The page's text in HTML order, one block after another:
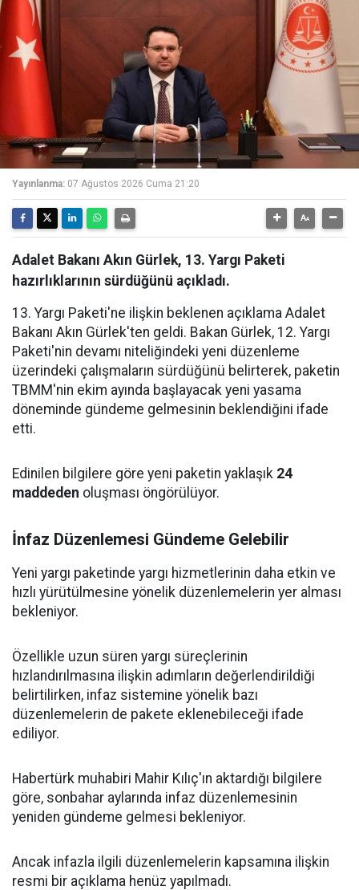
Yayınlanma: 07 Ağustos 2026 Cuma 21:20
Adalet Bakanı Akın Gürlek, 13. Yargı Paketi
hazırlıklarının sürdüğünü açıkladı.
13. Yargı Paketi'ne ilişkin beklenen açıklama Adalet
Bakanı Akın Gürlek'ten geldi. Bakan Gürlek, 12. Yargı
Paketi'nin devamı niteliğindeki yeni düzenleme
üzerindeki çalışmaların sürdüğünü belirterek, paketin
TBMM'nin ekim ayında başlayacak yeni yasama
döneminde gündeme gelmesinin beklendiğini ifade
etti.
Edinilen bilgilere göre yeni paketin yaklaşık 24
maddeden oluşması öngörülüyor.
İnfaz Düzenlemesi Gündeme Gelebilir
Yeni yargı paketinde yargı hizmetlerinin daha etkin ve
hızlı yürütülmesine yönelik düzenlemelerin yer alması
bekleniyor.
Özellikle uzun süren yargı süreçlerinin
hızlandırılmasına ilişkin adımların değerlendirildiği
belirtilirken, infaz sistemine yönelik bazı
düzenlemelerin de pakete eklenebileceği ifade
ediliyor.
Habertürk muhabiri Mahir Kılıç'ın aktardığı bilgilere
göre, sonbahar aylarında infaz düzenlemesinin
yeniden gündeme gelmesi bekleniyor.
Ancak infazla ilgili düzenlemelerin kapsamına ilişkin
resmi bir açıklama henüz yapılmadı.